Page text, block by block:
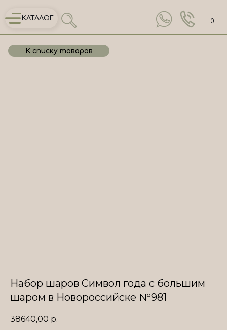
КАТАЛОГ 0
К списку товаров
Набор шаров Символ года с большим
шаром в Новороссийске №981
38640,00 р.